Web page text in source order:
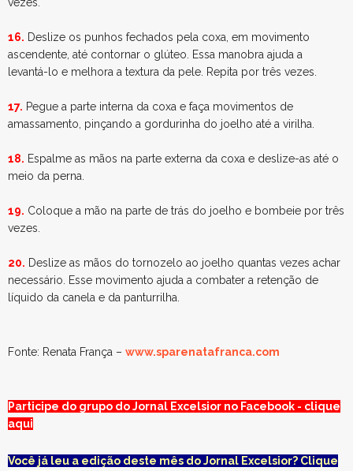
16. Deslize os punhos fechados pela coxa, em movimento
ascendente, até contornar o glúteo. Essa manobra ajuda a
levantá-lo e melhora a textura da pele. Repita por três vezes.
17. Pegue a parte interna da coxa e faça movimentos de
amassamento, pinçando a gordurinha do joelho até a virilha.
18. Espalme as mãos na parte externa da coxa e deslize-as até o
meio da perna.
19. Coloque a mão na parte de trás do joelho e bombeie por três
vezes.
20. Deslize as mãos do tornozelo ao joelho quantas vezes achar
necessário. Esse movimento ajuda a combater a retenção de
líquido da canela e da panturrilha.
Fonte: Renata França – www.sparenatafranca.com
Participe do grupo do Jornal Excelsior no Facebook - clique
aqui
Você já leu a edição deste mês do Jornal Excelsior? Clique